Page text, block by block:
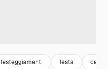
festeggiamenti festa